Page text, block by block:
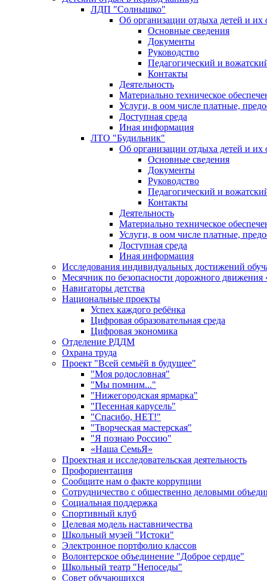
ЛДП "Солнышко"
Об организации отдыха детей и их
Основные сведения
Документы
Руководство
Педагогический и
Контакты
Деятельность
Материально техническое
Услуги, в оом числе платные,
Доступная среда
Иная информация
ЛТО "Будильник"
Об организации отдыха детей и их
Основные сведения
Документы
Руководство
Педагогический и
Контакты
Деятельность
Материально техническое
Услуги, в оом числе платные,
Доступная среда
Иная информация
Исследования индивидуальных достижений
Месячник по безопасности дорожного движения
Навигаторы детства
Национальные проекты
Успех каждого ребёнка
Цифровая образовательная среда
Цифровая экономика
Отделение РДДМ
Охрана труда
Проект "Всей семьёй в будущее"
"Моя родословная"
"Мы помним..."
"Нижегородская ярмарка"
"Песенная карусель"
"Спасибо, НЕТ!"
"Творческая мастерская"
"Я познаю Россию"
«Наша СемьЯ»
Проектная и исследовательская деятельность
Профориентация
Сообщите нам о факте коррупции
Сотрудничество с общественно деловыми
Социальная поддержка
Спортивный клуб
Целевая модель наставничества
Школьный музей "Истоки"
Электронное портфолио классов
Волонтерское объединение "Доброе сердце"
Школьный театр "Непоседы"
Совет обучающихся